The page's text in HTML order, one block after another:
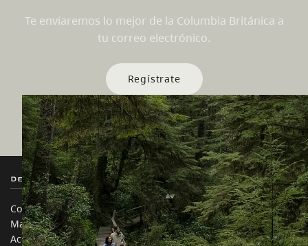
Te enviaremos lo mejor de la Columbia Británica a
tu correo electrónico.
Regístrate
Destination BC
Contáctanos
Mapa del sitio
Acerca de
Nuestros Sitios
Industria de Viajes
Medios
Corporativo